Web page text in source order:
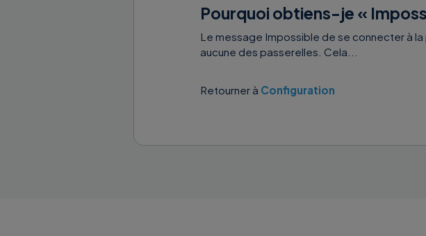
Pourquoi obtiens-je «
Le message Impossible de se connecter à
aucune des passerelles. Cela...
Retourner à Configuration